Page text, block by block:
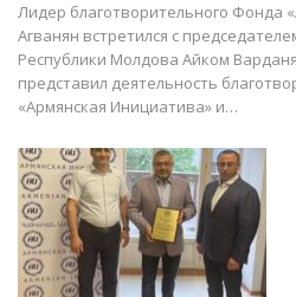
Лидер благотворительного Фонда
Агванян встретился с
Республики Молдова Айком
представил деятельность
«Армянская Инициатива» и…